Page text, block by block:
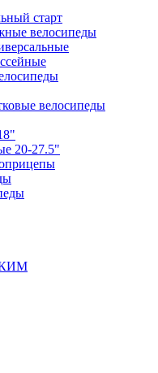
старт
велосипеды
велосипеды
20-27.5"